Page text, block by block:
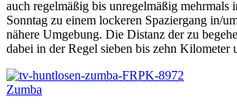
auch regelmäßig bis unregelmäßig mehrmals
Sonntag zu einem lockeren Spaziergang in/
nähere Umgebung. Die Distanz der zu
dabei in der Regel sieben bis zehn
Zumba